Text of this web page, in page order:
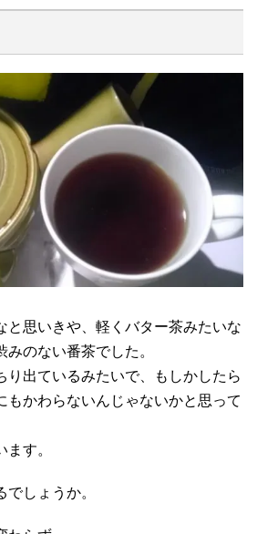
と思いきや、軽くバター茶みたいな
のない番茶でした。
り出ているみたいで、もしかしたら
もかわらないんじゃないかと思って
す。
しょうか。